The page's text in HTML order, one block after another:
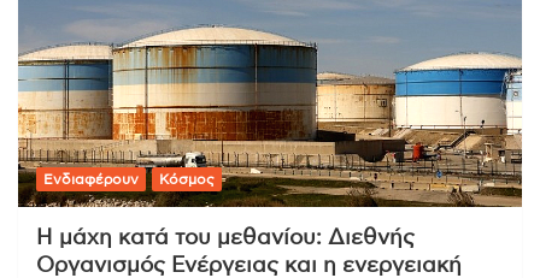
Ενδιαφέρουν Κόσμος
Η μάχη κατά του μεθανίου: Διεθνής
Οργανισμός Ενέργειας και η ενεργειακή